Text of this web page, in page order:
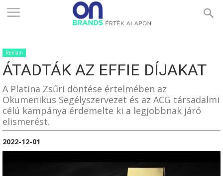
ONBRANDS
–
ÉRTÉK
ALAPON
Reklám
ÁTADTÁK AZ EFFIE DÍJAKAT
A Platina Zsűri döntése értelmében az
Ökumenikus Segélyszervezet és az ACG társadalmi
célú kampánya érdemelte ki a legjobbnak járó
elismerést.
2022-12-01